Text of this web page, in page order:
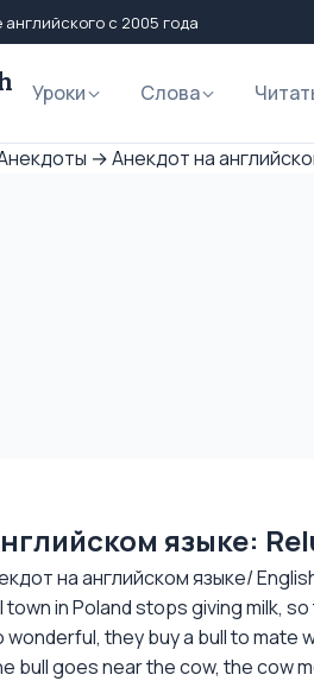
с 2005 года
Уроки Слова
→Анекдот на
языке:
на английском языке/
town in Poland stops giving milk,
they buy a bull to mate
bull goes near the cow, the cow